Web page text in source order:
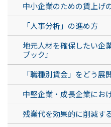
中小企業のための賃上げ
「人事分析」の進め方
地元人材を確保したい企
ブック』
「職種別賃金」をどう展
中堅企業・成長企業にお
残業代を効果的に削減す